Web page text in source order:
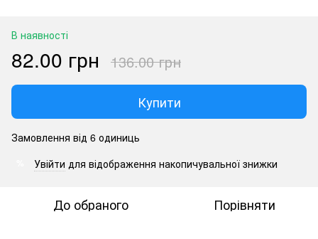
В наявності
82.00 грн 136.00 грн
Купити
Замовлення від 6 одиниць
Увійти для відображення накопичувальної знижки
До обраного Порівняти